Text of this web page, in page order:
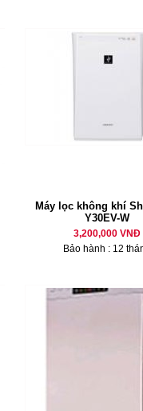
Máy lọc không khí
Y30EV-W
3,200,000 VNĐ
Bảo hành : 12